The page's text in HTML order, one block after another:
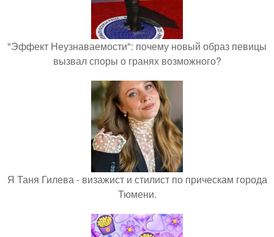
"Эффект Неузнаваемости": почему новый образ певицы
вызвал споры о гранях возможного?
Я Таня Гилева - визажист и стилист по прическам города
Тюмени.